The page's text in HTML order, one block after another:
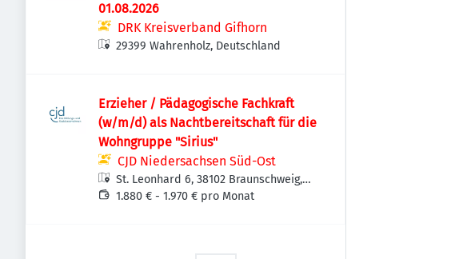
01.08.2026
DRK Kreisverband Gifhorn
29399 Wahrenholz, Deutschland
Erzieher / Pädagogische Fachkraft
(w/m/d) als Nachtbereitschaft für die
Wohngruppe "Sirius"
CJD Niedersachsen Süd-Ost
St. Leonhard 6, 38102 Braunschweig,
Deutschland
1.880 € - 1.970 € pro Monat